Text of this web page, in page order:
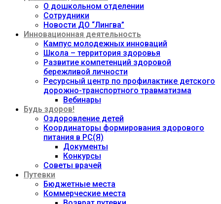
О дошкольном отделении
Сотрудники
Новости ДО “Лингва”
Инновационная деятельность
Кампус молодежных инноваций
Школа – территория здоровья
Развитие компетенций здоровой
бережливой личности
Ресурсный центр по профилактике детского
дорожно-транспортного травматизма
Вебинары
Будь здоров!
Оздоровление детей
Координаторы формирования здорового
питания в РС(Я)
Документы
Конкурсы
Советы врачей
Путевки
Бюджетные места
Коммерческие места